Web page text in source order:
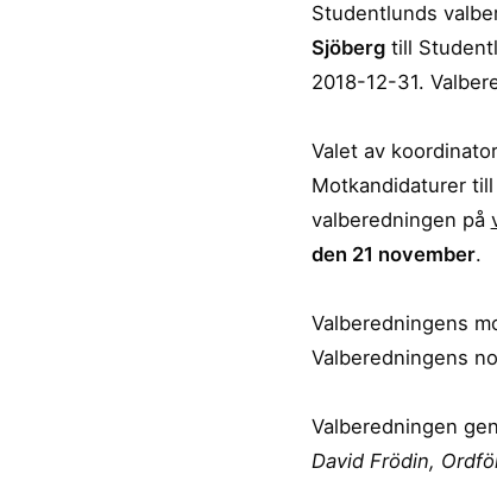
Studentlunds
Sjöbergtill
2018-12-31.
Valet av
Motkandidaturer
valberedningen på
den 21 november.
Valberedningens
Valberedningens
Valberedningen
David Frödin,